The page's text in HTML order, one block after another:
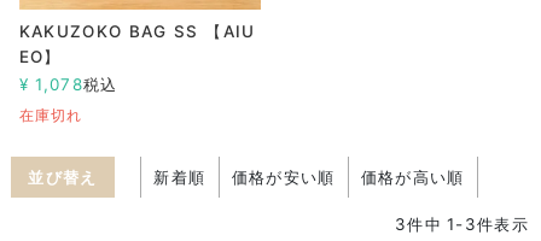
KAKUZOKO BAG SS 【AIU
EO】
¥ 1,078税込
在庫切れ
並び替え 新着順 価格が安い順 価格が高い順
3件中 1-3件表示